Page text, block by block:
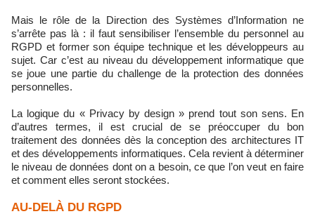
Mais le rôle de la Direction des Systèmes d’Information ne
s’arrête pas là : il faut sensibiliser l’ensemble du personnel au
RGPD et former son équipe technique et les développeurs au
sujet. Car c’est au niveau du développement informatique que
se joue une partie du challenge de la protection des données
personnelles.
La logique du « Privacy by design » prend tout son sens. En
d’autres termes, il est crucial de se préoccuper du bon
traitement des données dès la conception des architectures IT
et des développements informatiques. Cela revient à déterminer
le niveau de données dont on a besoin, ce que l’on veut en faire
et comment elles seront stockées.
AU-DELÀ DU RGPD